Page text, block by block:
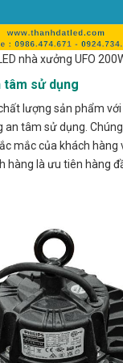
nhà xưởng UFO
tâm sử dụng
lượng sản phẩm với
an tâm sử dụng.
mắc của khách hàng
hàng là ưu tiên hàng